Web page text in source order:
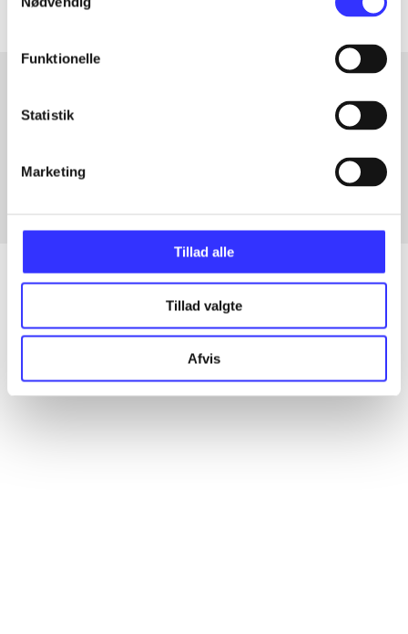
Funktionelle
Statistik
Marketing
Tillad alle
Tillad valgte
Afvis
Artikler med samme emner
Artikler
Alle registrerede artikler fordelt på udgivelser